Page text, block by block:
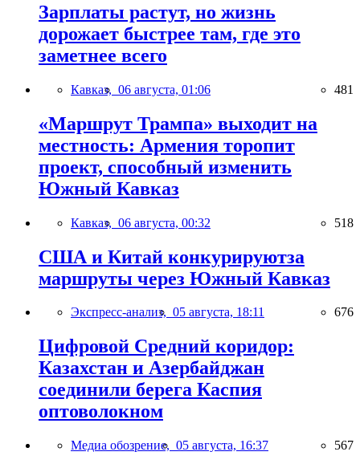
Зарплаты растут, но жизнь
дорожает быстрее там, где это
заметнее всего
Кавказ, 06 августа, 01:06 481
«Маршрут Трампа» выходит на
местность: Армения торопит
проект, способный изменить
Южный Кавказ
Кавказ, 06 августа, 00:32 518
США и Китай конкурируютза
маршруты через Южный Кавказ
Экспресс-анализ, 05 августа, 18:11 676
Цифровой Средний коридор:
Казахстан и Азербайджан
соединили берега Каспия
оптоволокном
Медиа обозрение, 05 августа, 16:37 567